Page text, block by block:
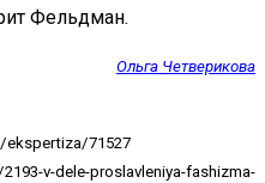
Фельдман.
Ольга Четверикова
ekspertiza/71527
dele-proslavleniya-fashizma-